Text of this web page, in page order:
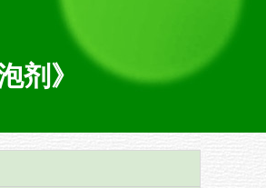
剂 》